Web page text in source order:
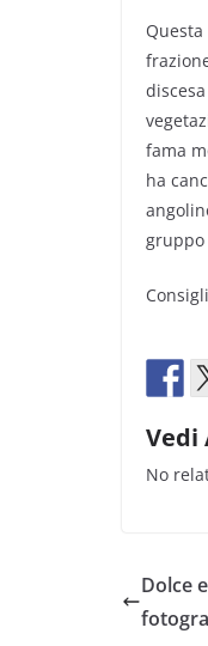
fama
ha
gruppo
Vedi
No
Dolce